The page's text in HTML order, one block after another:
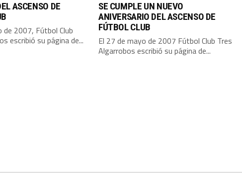
ASCENSO DE
de 2007, Fútbol Club
escribió su página de...
SE CUMPLE UN NUEVO
ANIVERSARIO DEL ASCENSO DE
FÚTBOL CLUB
El 27 de mayo de 2007 Fútbol Club Tres
Algarrobos escribió su página de...